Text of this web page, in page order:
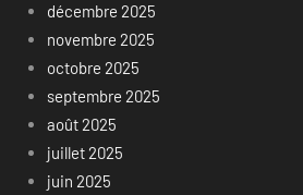
décembre 2025
novembre 2025
octobre 2025
septembre 2025
août 2025
juillet 2025
juin 2025